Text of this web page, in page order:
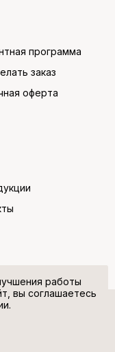
программа
заказ
оферта
работы
вы соглашаетесь